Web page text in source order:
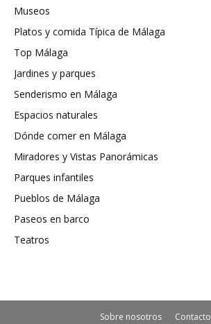
Museos
Platos y comida Típica de Málaga
Top Málaga
Jardines y parques
Senderismo en Málaga
Espacios naturales
Dónde comer en Málaga
Miradores y Vistas Panorámicas
Parques infantiles
Pueblos de Málaga
Paseos en barco
Teatros
Sobre nosotros
Contacto